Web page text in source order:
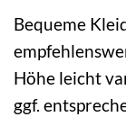
Bequeme
Höhe leicht
ggf.